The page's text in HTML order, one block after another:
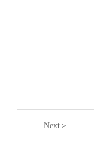
Next＞